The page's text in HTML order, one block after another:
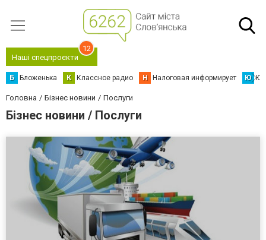
Наші спецпроєкти
12
Б Бложенька К Классное радио Н Налоговая информирует Ю
Головна Бізнес новини Послуги
Бізнес новини / Послуги